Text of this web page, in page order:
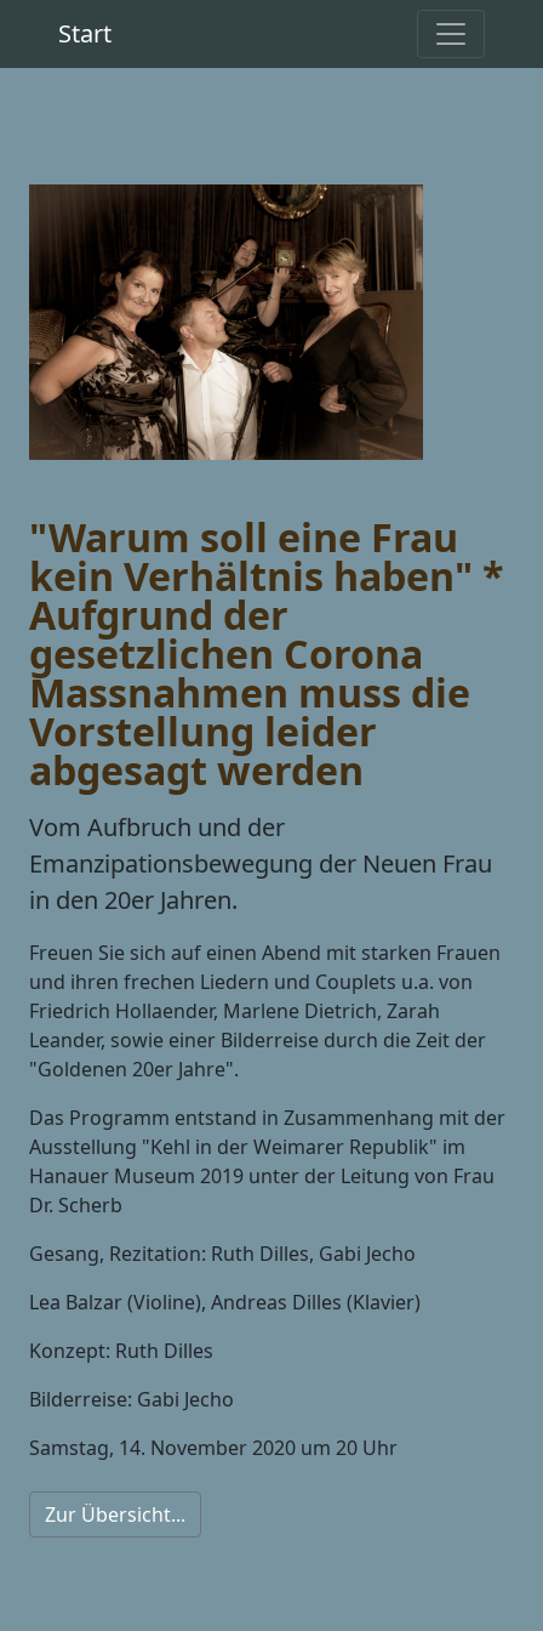
Start
"Warum soll eine Frau
kein Verhältnis haben" *
Aufgrund der
gesetzlichen Corona
Massnahmen muss die
Vorstellung leider
abgesagt werden
Vom Aufbruch und der
Emanzipationsbewegung der Neuen Frau
in den 20er Jahren.
Freuen Sie sich auf einen Abend mit starken Frauen
und ihren frechen Liedern und Couplets u.a. von
Friedrich Hollaender, Marlene Dietrich, Zarah
Leander, sowie einer Bilderreise durch die Zeit der
"Goldenen 20er Jahre".
Das Programm entstand in Zusammenhang mit der
Ausstellung "Kehl in der Weimarer Republik" im
Hanauer Museum 2019 unter der Leitung von Frau
Dr. Scherb
Gesang, Rezitation: Ruth Dilles, Gabi Jecho
Lea Balzar (Violine), Andreas Dilles (Klavier)
Konzept: Ruth Dilles
Bilderreise: Gabi Jecho
Samstag, 14. November 2020 um 20 Uhr
Zur Übersicht...